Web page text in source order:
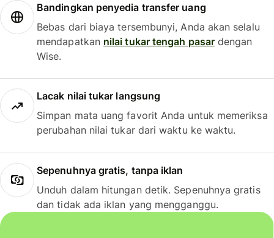
Bandingkan penyedia transfer uang
Bebas dari biaya tersembunyi, Anda akan selalu
mendapatkan nilai tukar tengah pasardengan
Wise.
Lacak nilai tukar langsung
Simpan mata uang favorit Anda untuk memeriksa
perubahan nilai tukar dari waktu ke waktu.
Sepenuhnya gratis, tanpa iklan
Unduh dalam hitungan detik. Sepenuhnya gratis
dan tidak ada iklan yang mengganggu.